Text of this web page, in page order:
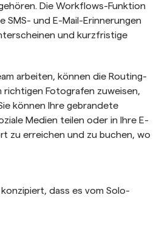
Die Workflows-Funktion
SMS- und E-Mail-Erinnerungen
und kurzfristige
arbeiten, können die Routing-
richtigen Fotografen zuweisen,
können Ihre gebrandete
Medien teilen oder in Ihre E-
zu erreichen und zu buchen, wo
dass es vom Solo-